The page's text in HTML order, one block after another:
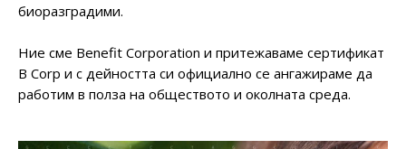
биоразградими.
Ние сме Benefit Corporation и притежаваме сертификат
B Corp и с дейността си официално се ангажираме да
работим в полза на обществото и околната среда.